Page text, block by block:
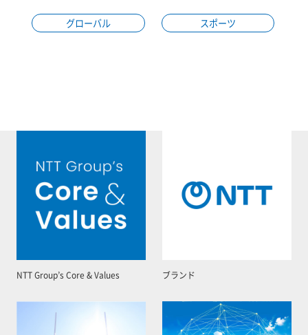
グローバル スポーツ
NTT Group’s Core & Values ブランド